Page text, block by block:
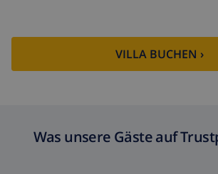
VILLA BUCHEN ›
Was unsere Gäste auf